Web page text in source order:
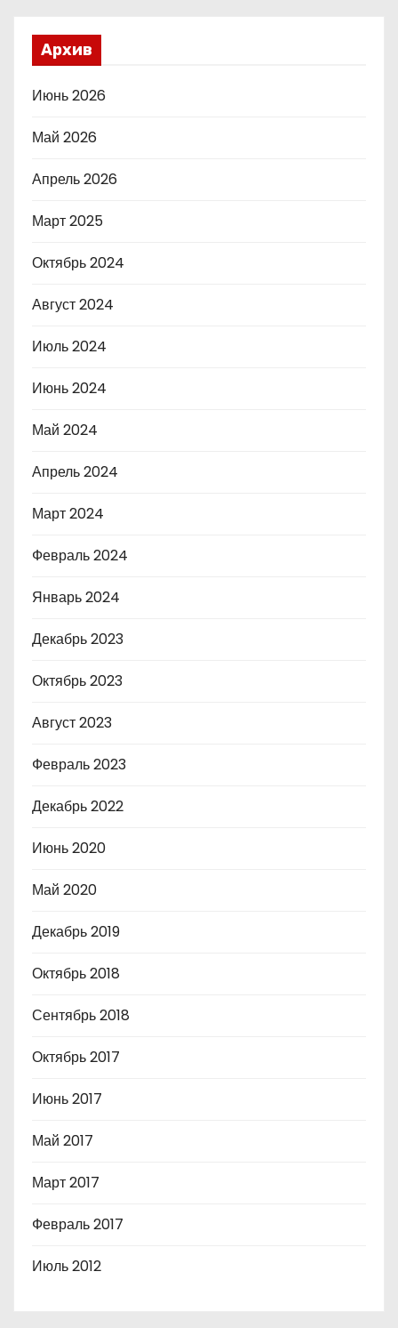
Архив
Июнь 2026
Май 2026
Апрель 2026
Март 2025
Октябрь 2024
Август 2024
Июль 2024
Июнь 2024
Май 2024
Апрель 2024
Март 2024
Февраль 2024
Январь 2024
Декабрь 2023
Октябрь 2023
Август 2023
Февраль 2023
Декабрь 2022
Июнь 2020
Май 2020
Декабрь 2019
Октябрь 2018
Сентябрь 2018
Октябрь 2017
Июнь 2017
Май 2017
Март 2017
Февраль 2017
Июль 2012